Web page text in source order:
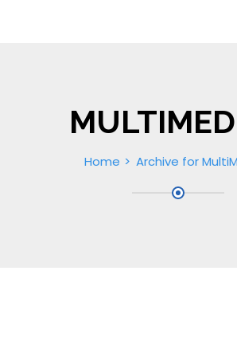
Home Archive for